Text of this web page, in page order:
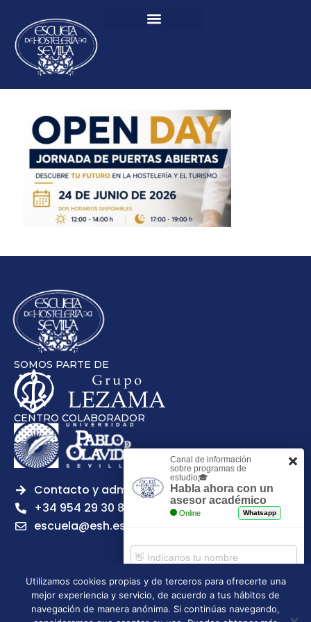
SOMOS PARTE DE
CENTRO COLABORADOR
Contacto y admisiones
+34 954 29 30 81
escuela@esh.es
Aviso legal Política de Privacidad
Política de Cookies
Utilizamos cookies propias y de terceros para ofrecerte una
mejor experiencia y servicio, de acuerdo a tus hábitos de
navegación de manera anónima. Si continúas navegando,
Canal de información
sobre programas de
estudio🎓
Habla ahora con un
asesor académico
Online Whatsapp
Comenzar chat